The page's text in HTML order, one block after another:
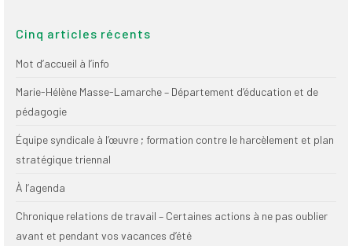
Cinq articles récents
Mot d’accueil à l’info
Marie-Hélène Masse-Lamarche – Département d’éducation et de
pédagogie
Équipe syndicale à l’œuvre ; formation contre le harcèlement et plan
stratégique triennal
À l’agenda
Chronique relations de travail – Certaines actions à ne pas oublier
avant et pendant vos vacances d’été